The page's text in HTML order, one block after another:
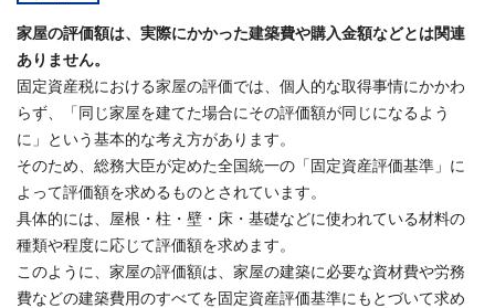
家屋の評価額は、実際にかかった建築費や購入金額などとは関連
ありません。
固定資産税における家屋の評価では、個人的な取得事情にかかわ
らず、「同じ家屋を建てた場合にその評価額が同じになるよう
に」という基本的な考え方があります。
そのため、総務大臣が定めた全国統一の「固定資産評価基準」に
よって評価額を求めるものとされています。
具体的には、屋根・柱・壁・床・基礎などに使われている材料の
種類や程度に応じて評価額を求めます。
このように、家屋の評価額は、家屋の建築に必要な資材費や労務
費などの建築費用のすべてを固定資産評価基準にもとづいて求め